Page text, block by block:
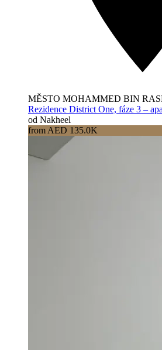
MĚSTO MOHAMMED BIN
Rezidence District One, fáze 3 –
od Nakheel
from AED 135.0K